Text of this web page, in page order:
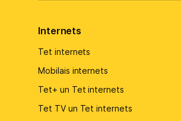
Internets
Tet internets
Mobilais internets
Tet+ un Tet internets
Tet TV un Tet internets